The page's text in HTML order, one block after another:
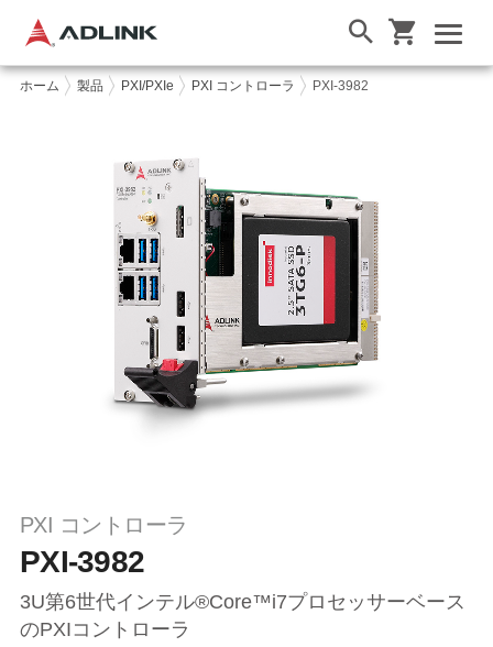
ホーム 製品 PXI/PXIe PXI コントローラ PXI-3982
PXI コントローラ
PXI-3982
3U第6世代インテル®Core™i7プロセッサーベース
のPXIコントローラ